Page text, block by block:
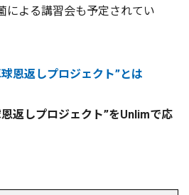
による講習会も予定されてい
恩返しプロジェクト”とは
返しプロジェクト”をUnlimで応